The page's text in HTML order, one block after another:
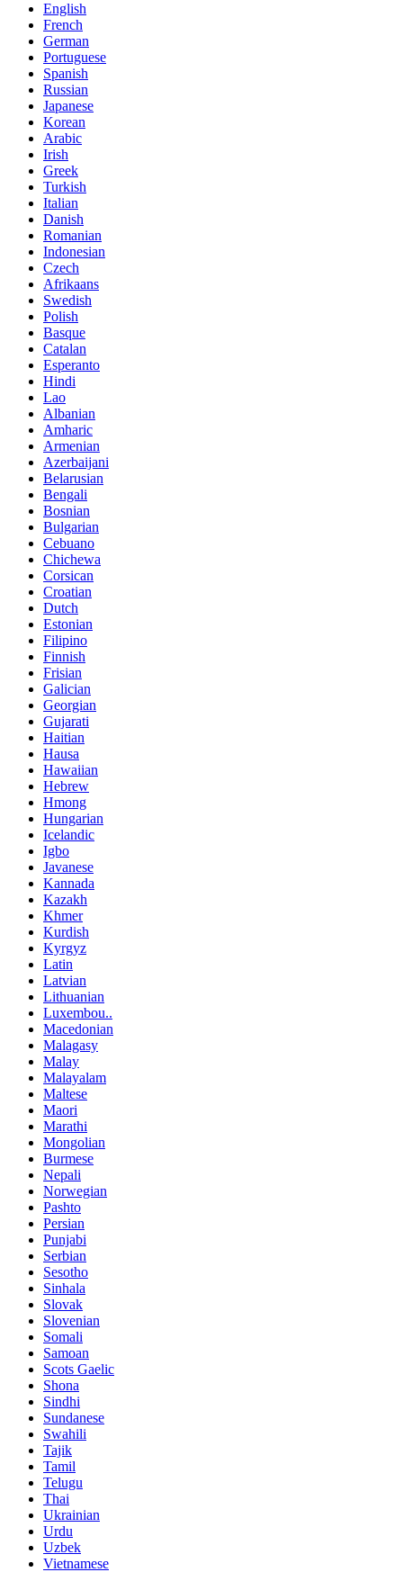
English
French
German
Portuguese
Spanish
Russian
Japanese
Korean
Arabic
Irish
Greek
Turkish
Italian
Danish
Romanian
Indonesian
Czech
Afrikaans
Swedish
Polish
Basque
Catalan
Esperanto
Hindi
Lao
Albanian
Amharic
Armenian
Azerbaijani
Belarusian
Bengali
Bosnian
Bulgarian
Cebuano
Chichewa
Corsican
Croatian
Dutch
Estonian
Filipino
Finnish
Frisian
Galician
Georgian
Gujarati
Haitian
Hausa
Hawaiian
Hebrew
Hmong
Hungarian
Icelandic
Igbo
Javanese
Kannada
Kazakh
Khmer
Kurdish
Kyrgyz
Latin
Latvian
Lithuanian
Luxembou..
Macedonian
Malagasy
Malay
Malayalam
Maltese
Maori
Marathi
Mongolian
Burmese
Nepali
Norwegian
Pashto
Persian
Punjabi
Serbian
Sesotho
Sinhala
Slovak
Slovenian
Somali
Samoan
Scots Gaelic
Shona
Sindhi
Sundanese
Swahili
Tajik
Tamil
Telugu
Thai
Ukrainian
Urdu
Uzbek
Vietnamese